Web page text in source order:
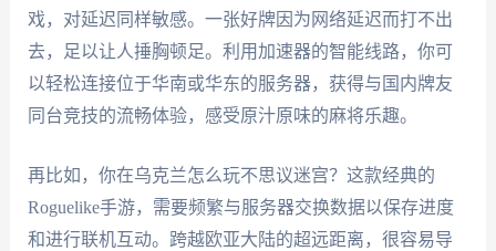
戏，对延迟同样敏感。一张好牌因为网络延迟而打不出
去，足以让人捶胸顿足。利用加速器的智能线路，你可
以轻松连接位于华南或华东的服务器，获得与国内牌友
同台竞技的流畅体验，感受原汁原味的麻将乐趣。
再比如，你在乌克兰怎么玩不思议迷宫？这款经典的
Roguelike手游，需要频繁与服务器交换数据以保存进度
和进行联机互动。跨越欧亚大陆的超远距离，很容易导